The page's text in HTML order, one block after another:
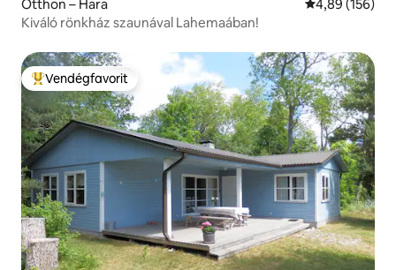
Otthon – Hara Átlagos
4,89 (156)
Kiváló rönkház szaunával Lahemaában!
Kiemelt vendégfavorit
Vendégfavorit